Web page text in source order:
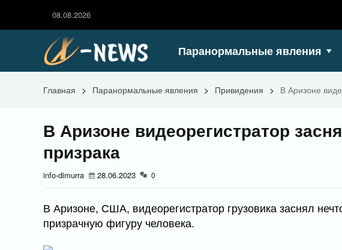
08.08.2026
Паранормальные явления
Главная > Паранормальные явления > Привидения > В Аризоне
В Аризоне видеорегистратор
призрака
info-dimurra 28.06.2023 0
В Аризоне, США, видеорегистратор грузовика заснял
призрачную фигуру человека.